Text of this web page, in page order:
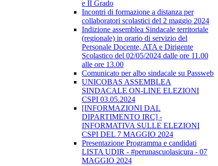
e II Grado
Incontri di formazione a distanza per
collaboratori scolastici del 2 maggio 2024
Indizione assemblea Sindacale territoriale
(regionale) in orario di servizio del
Personale Docente, ATA e Dirigente
Scolastico del 02/05/2024 dalle ore 11.00
alle ore 13.00
Comunicato per albo sindacale su Passweb
UNICOBAS ASSEMBLEA
SINDACALE ON-LINE ELEZIONI
CSPI 03.05.2024
[INFORMAZIONI DAL
DIPARTIMENTO IRC] -
INFORMATIVA SULLE ELEZIONI
CSPI DEL 7 MAGGIO 2024
Presentazione Programma e candidati
LISTA UDIR - #perunascuolasicura - 07
MAGGIO 2024